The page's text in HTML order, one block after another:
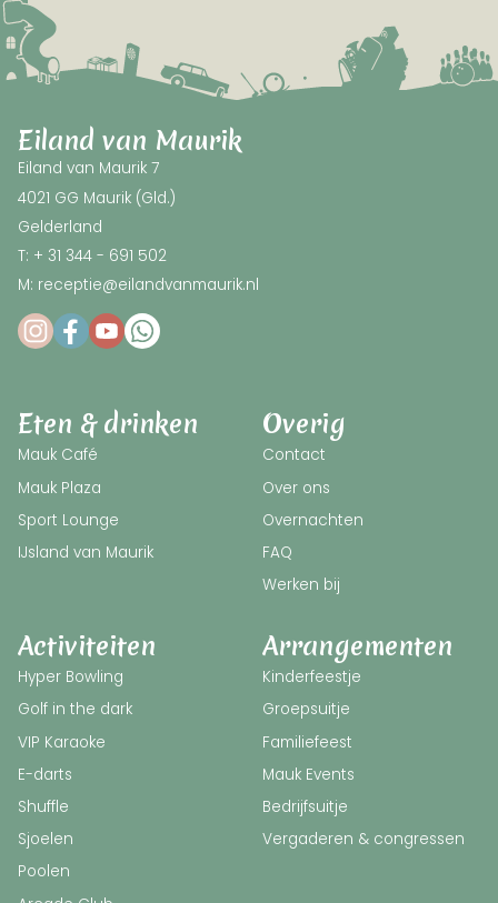
Eiland van Maurik
Eiland van Maurik 7
4021 GG Maurik (Gld.)
Gelderland
T: + 31 344 - 691 502
M: receptie@eilandvanmaurik.nl
Activiteiten
Hyper Bowling
Golf in the dark
VIP Karaoke
E-darts
Shuffle
Sjoelen
Poolen
Eten & drinken
Mauk Café
Mauk Plaza
Sport Lounge
IJsland van Maurik
Arrangementen
Kinderfeestje
Groepsuitje
Familiefeest
Mauk Events
Bedrijfsuitje
Vergaderen & congressen
Overig
Contact
Over ons
Overnachten
FAQ
Werken bij